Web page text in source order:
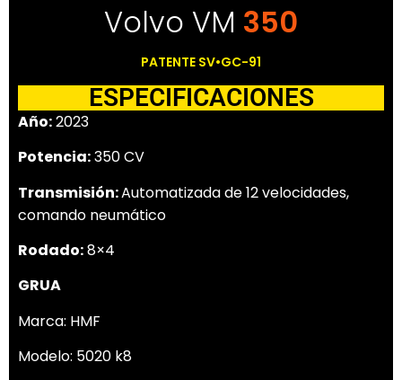
Volvo VM 350
PATENTE SV•GC-91
ESPECIFICACIONES
Año:2023
Potencia:350 CV
Transmisión:Automatizada de 12 velocidades,
comando neumático
Rodado:8×4
GRUA
Marca: HMF
Modelo: 5020 k8